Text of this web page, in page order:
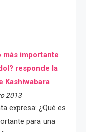
más importante
responde la
Kashiwabara
2013
expresa: ¿Qué es
para una